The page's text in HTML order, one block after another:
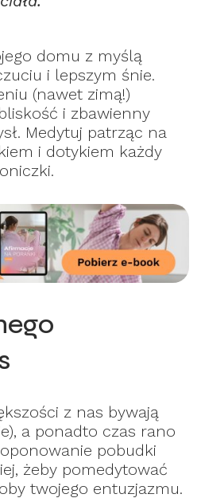
domu z myślą
i lepszym śnie.
(nawet zimą!)
i zbawienny
Medytuj patrząc na
i dotykiem każdy
z nas bywają
a ponadto czas rano
pobudki
żeby pomedytować
twojego entuzjazmu.